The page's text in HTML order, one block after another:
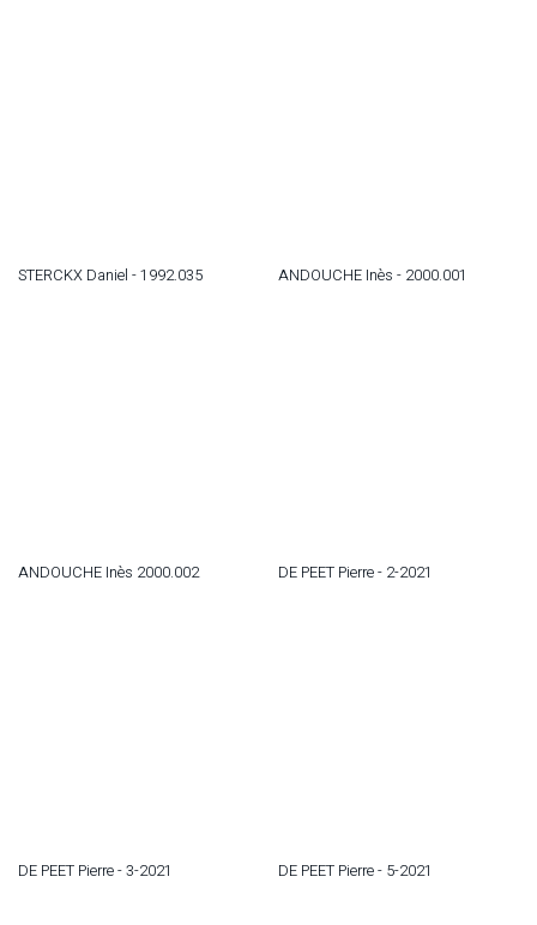
STERCKX Daniel - 1992.035 ANDOUCHE Inès - 2000.001
ANDOUCHE Inès 2000.002 DE PEET Pierre - 2-2021
DE PEET Pierre - 3-2021 DE PEET Pierre - 5-2021